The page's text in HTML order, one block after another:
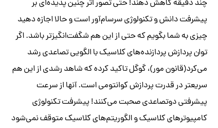
چند دقیقه کاهش دهند! حتی تصور اثر چنین پدیده‌ای بر
پیشرفت دانش و تکنولوژی سرسام‌آور است و حالا اجازه دهید
چیزی به شما بگویم که حتی از این هم شگفت‌انگیزتر باشد. اگر
توان پردازش پردازنده‌های کلاسیک با الگویی تصاعدی رشد
می‌کرد(قانون مور)، گوگل تاکید کرده که شاهد رشدی از این هم
سریعتر در قدرت پردازش کوانتومی است. آنها از سرعت
پیشرفتی دوتصاعدیصحبت می‌کنند! پیشرفت تکنولوژی
کامپیوترهای کلاسیک و الگوریتم‌های کلاسیک متوقف نمی‌شود